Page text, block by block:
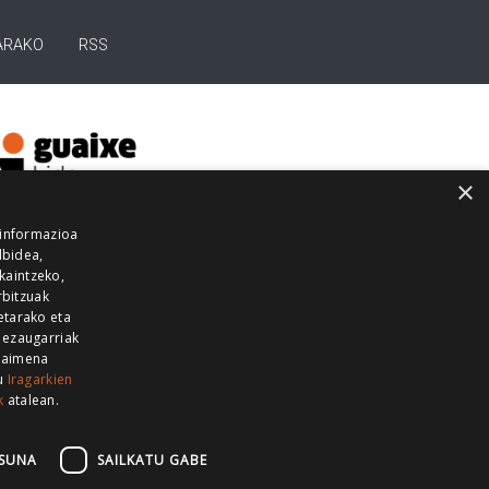
RSS
GUKA
GUKA ZUMAIA GUKA
×
eta
Iragarkien
atalean.
SAILKATU GABE